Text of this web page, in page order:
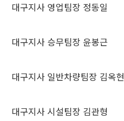
대구지사 영업팀장 정동일
대구지사 승무팀장 윤봉근
대구지사 일반차량팀장 김옥현
대구지사 시설팀장 김관형